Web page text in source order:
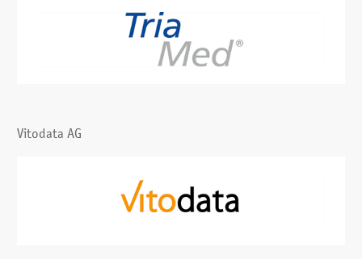
Vitodata AG